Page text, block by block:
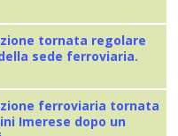
tornata regolare
sede ferroviaria.
ferroviaria tornata
Imerese dopo un